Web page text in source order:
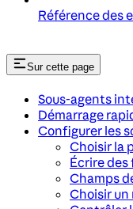
Référence des
Sur cette page
Sous-agents
Démarrage
Configurer les
Choisir la
Écrire
Champs
Choisir un